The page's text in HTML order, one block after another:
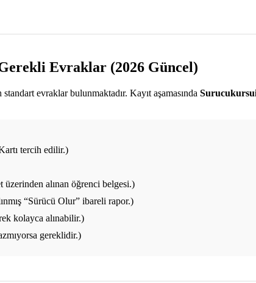
Evraklar (2026 Güncel)
evraklar bulunmaktadır. Kayıt aşamasında
tercih edilir.)
alınan öğrenci belgesi.)
“Sürücü Olur” ibareli rapor.)
kolayca alınabilir.)
gereklidir.)